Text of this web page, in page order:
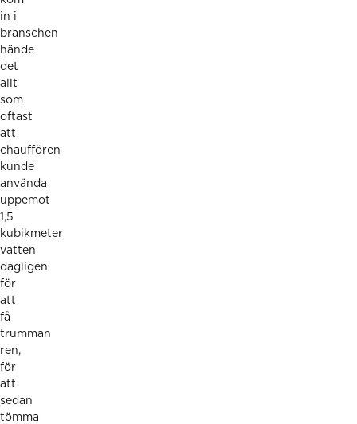
in i
branschen
hände
det
allt
som
oftast
att
chauffören
kunde
använda
uppemot
1,5
kubikmeter
vatten
dagligen
för
att
få
trumman
ren,
för
att
sedan
tömma